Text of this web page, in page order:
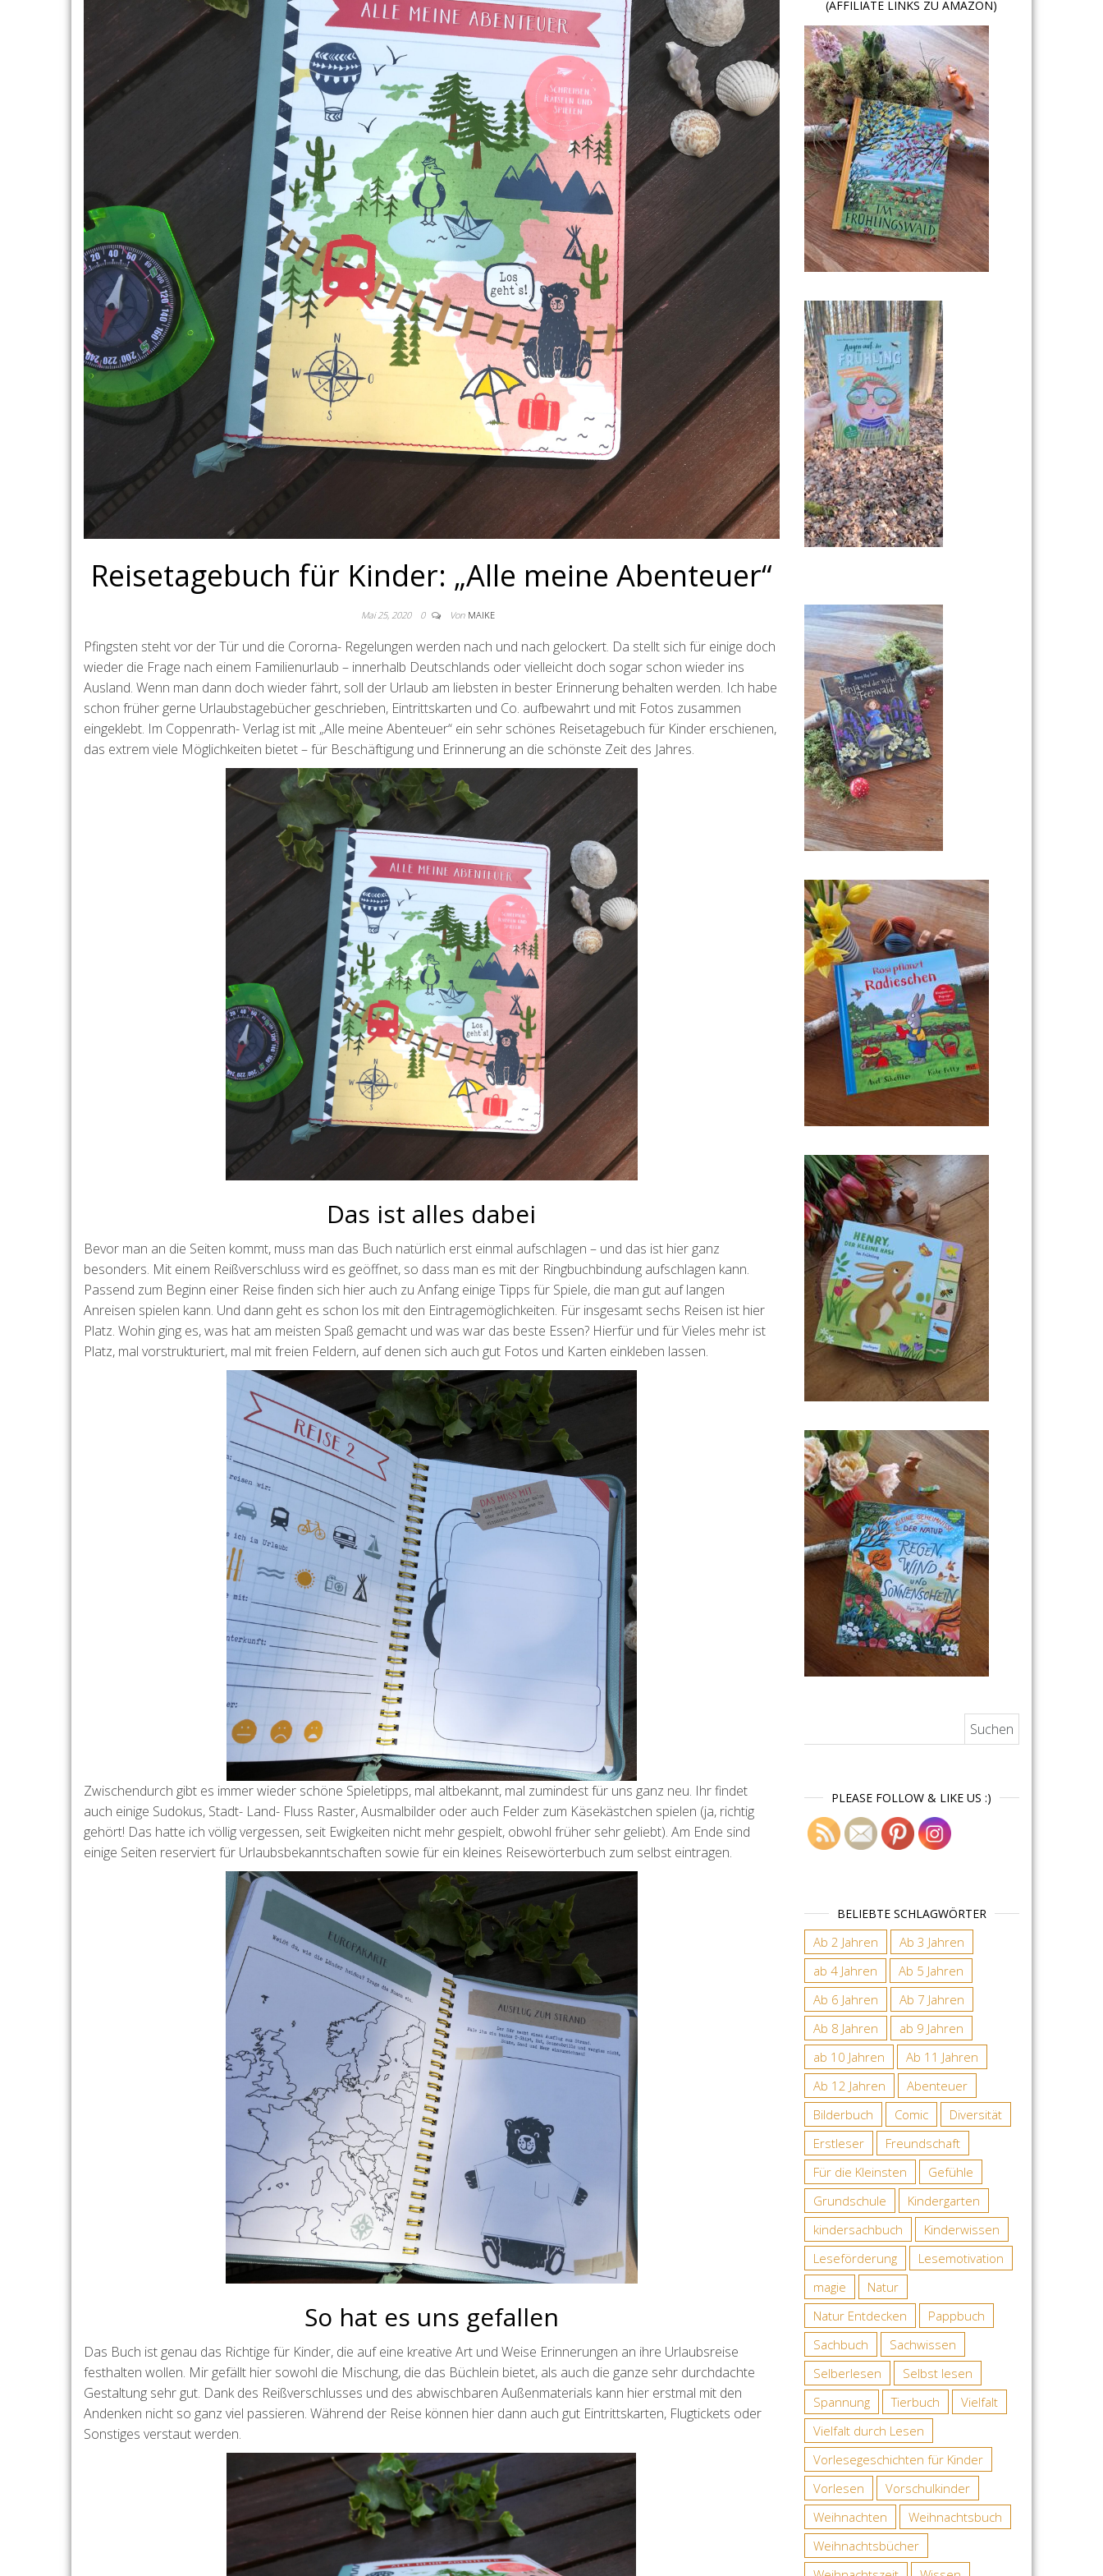
Reisetagebuch für Kinder: „Alle meine Abenteuer“
Mai 25, 2020 0 Von MAIKE
Pfingsten steht vor der Tür und die Cororna- Regelungen werden nach und nach gelockert. Da stellt sich für einige doch
wieder die Frage nach einem Familienurlaub – innerhalb Deutschlands oder vielleicht doch sogar schon wieder ins
Ausland. Wenn man dann doch wieder fährt, soll der Urlaub am liebsten in bester Erinnerung behalten werden. Ich habe
schon früher gerne Urlaubstagebücher geschrieben, Eintrittskarten und Co. aufbewahrt und mit Fotos zusammen
eingeklebt. Im Coppenrath- Verlag ist mit „Alle meine Abenteuer“ ein sehr schönes Reisetagebuch für Kinder erschienen,
das extrem viele Möglichkeiten bietet – für Beschäftigung und Erinnerung an die schönste Zeit des Jahres.
Das ist alles dabei
Bevor man an die Seiten kommt, muss man das Buch natürlich erst einmal aufschlagen – und das ist hier ganz
besonders. Mit einem Reißverschluss wird es geöffnet, so dass man es mit der Ringbuchbindung aufschlagen kann.
Passend zum Beginn einer Reise finden sich hier auch zu Anfang einige Tipps für Spiele, die man gut auf langen
Anreisen spielen kann. Und dann geht es schon los mit den Eintragemöglichkeiten. Für insgesamt sechs Reisen ist hier
Platz. Wohin ging es, was hat am meisten Spaß gemacht und was war das beste Essen? Hierfür und für Vieles mehr ist
Platz, mal vorstrukturiert, mal mit freien Feldern, auf denen sich auch gut Fotos und Karten einkleben lassen.
Zwischendurch gibt es immer wieder schöne Spieletipps, mal altbekannt, mal zumindest für uns ganz neu. Ihr findet
auch einige Sudokus, Stadt- Land- Fluss Raster, Ausmalbilder oder auch Felder zum Käsekästchen spielen (ja, richtig
gehört! Das hatte ich völlig vergessen, seit Ewigkeiten nicht mehr gespielt, obwohl früher sehr geliebt). Am Ende sind
einige Seiten reserviert für Urlaubsbekanntschaften sowie für ein kleines Reisewörterbuch zum selbst eintragen.
So hat es uns gefallen
Das Buch ist genau das Richtige für Kinder, die auf eine kreative Art und Weise Erinnerungen an ihre Urlaubsreise
festhalten wollen. Mir gefällt hier sowohl die Mischung, die das Büchlein bietet, als auch die ganze sehr durchdachte
Gestaltung sehr gut. Dank des Reißverschlusses und des abwischbaren Außenmaterials kann hier erstmal mit den
Andenken nicht so ganz viel passieren. Während der Reise können hier dann auch gut Eintrittskarten, Flugtickets oder
Sonstiges verstaut werden.
(AFFILIATE LINKS ZU AMAZON)
PLEASE FOLLOW & LIKE US :)
BELIEBTE SCHLAGWÖRTER
Ab 2 Jahren
Ab 3 Jahren
ab 4 Jahren
Ab 5 Jahren
Ab 6 Jahren
Ab 7 Jahren
Ab 8 Jahren
ab 9 Jahren
ab 10 Jahren
Ab 11 Jahren
Ab 12 Jahren
Abenteuer
Bilderbuch
Comic
Diversität
Erstleser
Freundschaft
Für die Kleinsten
Gefühle
Grundschule
Kindergarten
kindersachbuch
Kinderwissen
Leseförderung
Lesemotivation
magie
Natur
Natur Entdecken
Pappbuch
Sachbuch
Sachwissen
Selberlesen
Selbst lesen
Spannung
Tierbuch
Vielfalt
Vielfalt durch Lesen
Vorlesegeschichten für Kinder
Vorlesen
Vorschulkinder
Weihnachten
Weihnachtsbuch
Weihnachtsbücher